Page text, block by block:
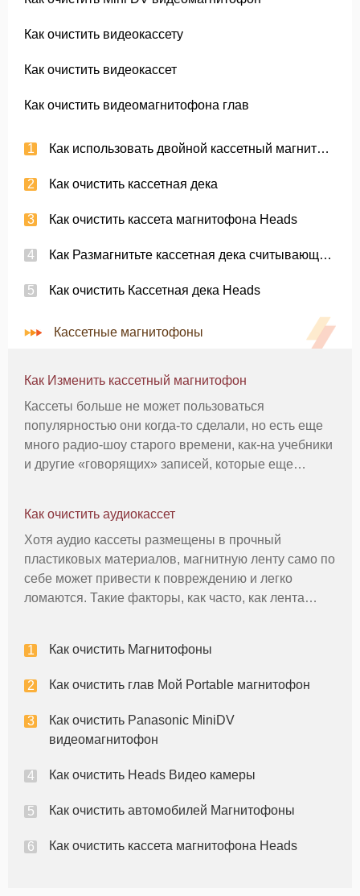
Как очистить видеокассету
Как очистить видеокассет
Как очистить видеомагнитофона глав
Как использовать двойной кассетный магнитофон
Как очистить кассетная дека
Как очистить кассета магнитофона Heads
Как Размагнитьте кассетная дека считывающих головок
Как очистить Кассетная дека Heads
Кассетные магнитофоны
Как Изменить кассетный магнитофон
Кассеты больше не может пользоваться
популярностью они когда-то сделали, но есть еще
много радио-шоу старого времени, как-на учебники
и другие «говорящих» записей, которые еще
звук будет более настроен на голосов
Как очистить аудиокассет
Хотя аудио кассеты размещены в прочный
пластиковых материалов, магнитную ленту само по
себе может привести к повреждению и легко
ломаются. Такие факторы, как часто, как лента
поэтому правильное очистка магнитн
Как очистить Магнитофоны
Как очистить глав Мой Portable магнитофон
Как очистить Panasonic MiniDV
видеомагнитофон
Как очистить Heads Видео камеры
Как очистить автомобилей Магнитофоны
Как очистить кассета магнитофона Heads